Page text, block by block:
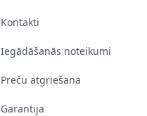
Kontakti
Iegādāšanās noteikumi
Preču atgriešana
Garantija